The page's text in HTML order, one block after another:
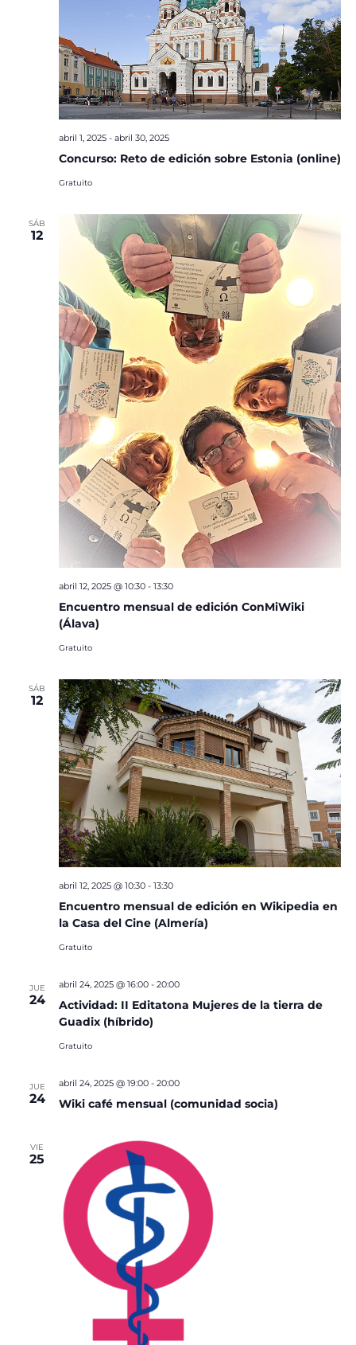
Concurso: Reto de edición sobre Estonia (online)
abril 1, 2025- abril 30, 2025
Gratuito
SÁB
12
Encuentro mensual de edición ConMiWiki
(Álava)
abril 12, 2025 @ 10:30- 13:30
Gratuito
SÁB
12
Encuentro mensual de edición en Wikipedia en
la Casa del Cine (Almería)
abril 12, 2025 @ 10:30- 13:30
Gratuito
JUE
24
Actividad: II Editatona Mujeres de la tierra de
Guadix (híbrido)
abril 24, 2025 @ 16:00- 20:00
Gratuito
JUE
24 Wiki café mensual (comunidad socia)
abril 24, 2025 @ 19:00- 20:00
VIE
25